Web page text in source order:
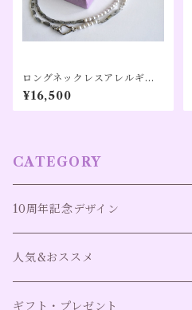
ロングネックレスアレルギー
対応｜ラブラドライト×グレー
淡水パール／80cm｜【形にな
らない道】シルバーカラー
¥16,500
CATEGORY
10周年記念デザイン
人気&おススメ
ギフト・プレゼント